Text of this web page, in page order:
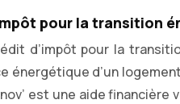
pour la transition
d’impôt pour la
énergétique d’un
est une aide